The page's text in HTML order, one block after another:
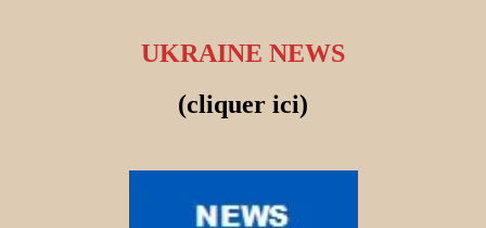
UKRAINE NEWS
(cliquer ici)